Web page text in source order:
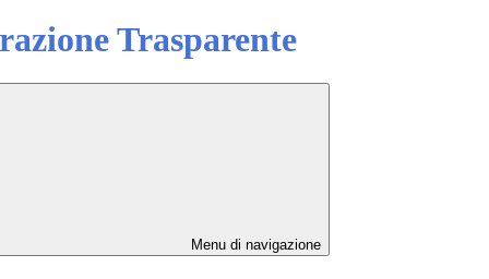
Trasparente
Menu di navigazione